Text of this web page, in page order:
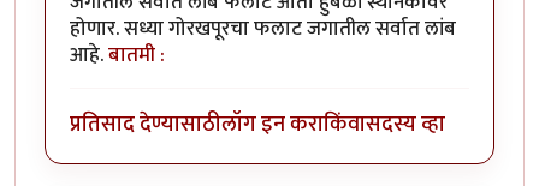
होणार. सध्या गोरखपूरचा फलाट जगातील सर्वात लांब
आहे.बातमी :
प्रतिसाद देण्यासाठीलॉग इन कराकिंवासदस्य व्हा